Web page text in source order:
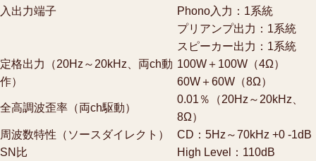
入出力端子
Phono入力：1系統
プリアンプ出力：1系統
スピーカー出力：1系統
定格出力（20Hz～20kHz、両ch動
作）
100W＋100W（4Ω）
60W＋60W（8Ω）
全高調波歪率（両ch駆動）
0.01％（20Hz～20kHz、
8Ω）
周波数特性（ソースダイレクト）
CD：5Hz～70kHz +0 -1dB
SN比
High Level：110dB